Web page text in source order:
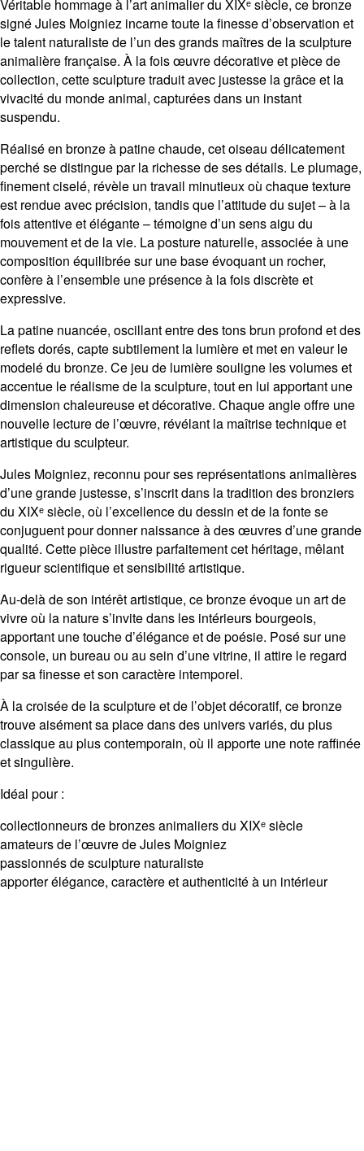
Véritable hommage à l’art animalier du XIXᵉ siècle, ce bronze
signéJules Moigniez incarne toute la finesse d’observation et
le talent naturaliste de l’un des grands maîtres de la sculpture
animalière française. À la fois œuvre décorative et pièce de
collection, cette sculpture traduit avec justesse la grâce et la
vivacité du monde animal, capturées dans un instant
suspendu.
Réalisé en bronze à patine chaude, cet oiseau délicatement
perché se distingue par la richesse de ses détails. Le plumage,
finement ciselé, révèle un travail minutieux où chaque texture
est rendue avec précision, tandis que l’attitude du sujet – à la
fois attentive et élégante – témoigne d’un sens aigu du
mouvement et de la vie. La posture naturelle, associée à une
composition équilibrée sur une base évoquant un rocher,
confère à l’ensemble une présence à la fois discrète et
expressive.
La patine nuancée, oscillant entre des tons brun profond et des
reflets dorés, capte subtilement la lumière et met en valeur le
modelé du bronze. Ce jeu de lumière souligne les volumes et
accentue le réalisme de la sculpture, tout en lui apportant une
dimension chaleureuse et décorative. Chaque angle offre une
nouvelle lecture de l’œuvre, révélant la maîtrise technique et
artistique du sculpteur.
Jules Moigniez, reconnu pour ses représentations animalières
d’une grande justesse, s’inscrit dans la tradition des bronziers
du XIXᵉ siècle, où l’excellence du dessin et de la fonte se
conjuguent pour donner naissance à des œuvres d’une grande
qualité. Cette pièce illustre parfaitement cet héritage, mêlant
rigueur scientifique et sensibilité artistique.
Au-delà de son intérêt artistique, ce bronze évoque un art de
vivre où la nature s’invite dans les intérieurs bourgeois,
apportant une touche d’élégance et de poésie. Posé sur une
console, un bureau ou au sein d’une vitrine, il attire le regard
par sa finesse et son caractère intemporel.
À la croisée de la sculpture et de l’objet décoratif, ce bronze
trouve aisément sa place dans des univers variés, du plus
classique au plus contemporain, où il apporte une note raffinée
et singulière.
Idéal pour :
collectionneurs de bronzes animaliers du XIXᵉ siècle
amateurs de l’œuvre de Jules Moigniez
passionnés de sculpture naturaliste
apporter élégance, caractère et authenticité à un intérieur